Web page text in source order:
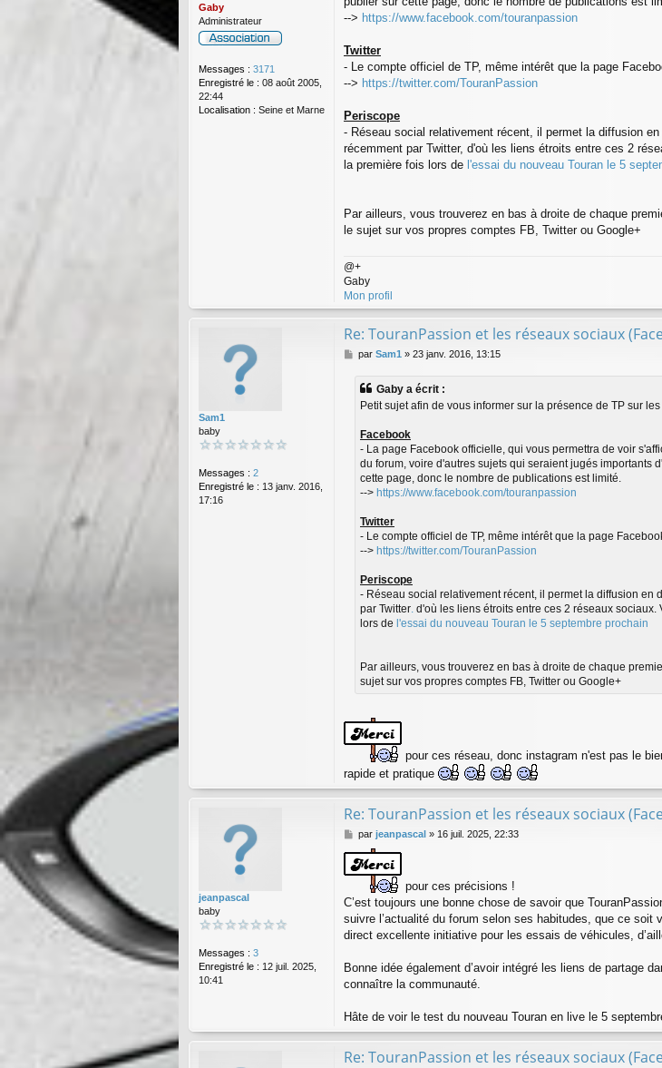
Gaby
Administrateur
Messages : 3171
Enregistré le : 08 août 2005,
22:44
Localisation : Seine et Marne
--> https://www.facebook.com/touranpassion
Twitter
- Le compte officiel de TP, même intérêt que la page
--> https://twitter.com/TouranPassion
Periscope
- Réseau social relativement récent, il permet la diffusion
récemment par Twitter, d'où les liens étroits entre ces 2
la première fois lors de l'essai du nouveau Touran le 5
Par ailleurs, vous trouverez en bas à droite de chaque
le sujet sur vos propres comptes FB, Twitter ou Google+
@+
Gaby
Mon profil
Sam1
baby
Messages : 2
Enregistré le : 13 janv. 2016,
17:16
Re: TouranPassion et les réseaux sociaux
M
par Sam1 » 23 janv. 2016, 13:15
Gaby a écrit :
Petit sujet afin de vous informer sur la présence de TP sur
Facebook
- La page Facebook officielle, qui vous permettra de voir
du forum, voire d'autres sujets qui seraient jugés importants
cette page, donc le nombre de publications est limité.
--> https://www.facebook.com/touranpassion
Twitter
- Le compte officiel de TP, même intérêt que la page
--> https://twitter.com/TouranPassion
Periscope
- Réseau social relativement récent, il permet la diffusion en
par Twitter. d'où les liens étroits entre ces 2 réseaux
lors de l'essai du nouveau Touran le 5 septembre prochain
Par ailleurs, vous trouverez en bas à droite de chaque
sujet sur vos propres comptes FB, Twitter ou Google+
pour ces réseau, donc instagram n'est pas le
rapide et pratique
jeanpascal
baby
Messages : 3
Enregistré le : 12 juil. 2025,
10:41
Re: TouranPassion et les réseaux sociaux
M
s
s
g
e
par jeanpascal» 16 juil. 2025, 22:33
pour ces précisions !
C’est toujours une bonne chose de savoir que
suivre l’actualité du forum selon ses habitudes, que ce
direct excellente initiative pour les essais de véhicules,
Bonne idée également d’avoir intégré les liens de partage
connaître la communauté.
Hâte de voir le test du nouveau Touran en live le 5
Re: TouranPassion et les réseaux sociaux